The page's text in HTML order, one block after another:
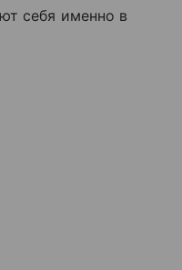
себя именно в